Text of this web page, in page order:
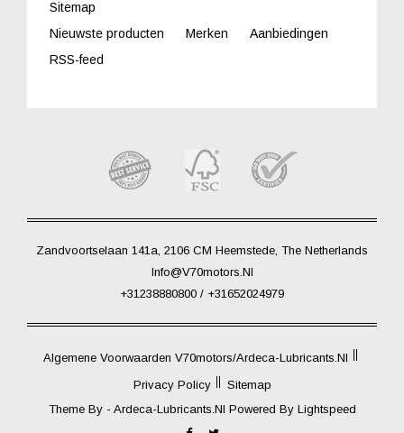
Sitemap
Nieuwste producten
Merken
Aanbiedingen
RSS-feed
Zandvoortselaan 141a, 2106 CM Heemstede, The Netherlands
Info@V70motors.nl
+31238880800 / +31652024979
Algemene Voorwaarden V70motors/Ardeca-Lubricants.nl
Privacy Policy
Sitemap
Theme By - Ardeca-Lubricants.nl Powered By Lightspeed